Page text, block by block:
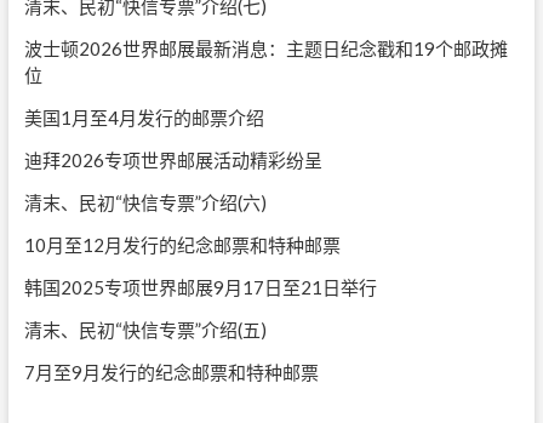
清末、民初“快信专票”介绍(七)
波士顿2026世界邮展最新消息：主题日纪念戳和19个邮政摊
位
美国1月至4月发行的邮票介绍
迪拜2026专项世界邮展活动精彩纷呈
清末、民初“快信专票”介绍(六)
10月至12月发行的纪念邮票和特种邮票
韩国2025专项世界邮展9月17日至21日举行
清末、民初“快信专票”介绍(五)
7月至9月发行的纪念邮票和特种邮票